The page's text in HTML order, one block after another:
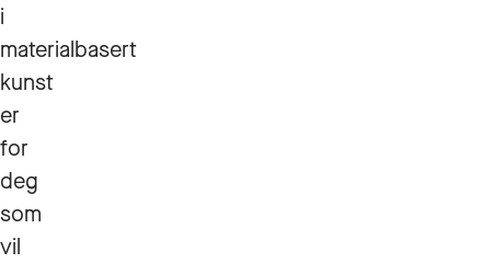
i
materialbasert
kunst
er
for
deg
som
vil